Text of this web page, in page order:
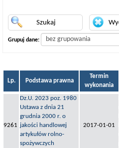
Grupuj dane:
Lp. Podstawa prawna
Termin
wykonania
9261
Dz.U. 2023 poz. 1980
Ustawa z dnia 21
grudnia 2000 r. o
jakości handlowej
artykułów rolno-
spożywczych
2017-01-01